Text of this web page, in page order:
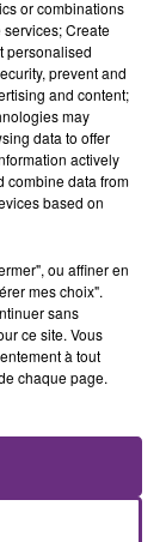
& NIALL HORAN
Safe
or combinations
Create
personalised
prevent and
and content;
may
data to offer
actively
combine data from
based on
ou affiner en
mes choix".
sans
ce site. Vous
à tout
chaque page.